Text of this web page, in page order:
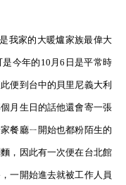
我家的大暖爐家族最偉大
今年的 10 月6 日是平常時
便到台中的貝里尼義大利
月生日的話他還會寄一張
餐廳ㄧ開始也都粉陌生的
，因此有一次便在台北館
一開始進去就被工作人員